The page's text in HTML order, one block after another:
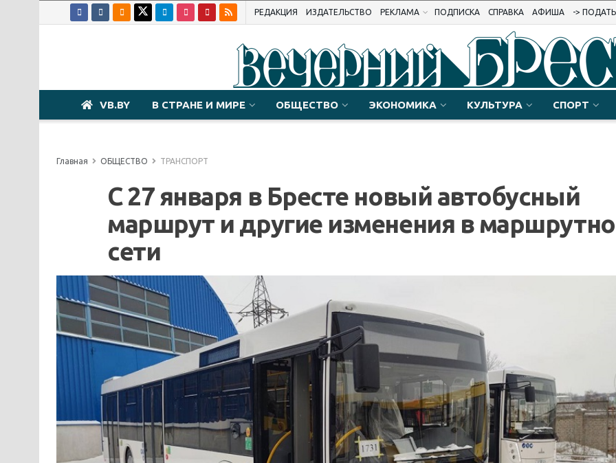
РЕДАКЦИЯ ИЗДАТЕЛЬСТВО РЕКЛАМА ПОДПИСКА СПРАВКА АФИША ->
VB.BY В СТРАНЕ И МИРЕ ОБЩЕСТВО ЭКОНОМИКА КУЛЬТУРА СПОРТ
Главная ОБЩЕСТВО ТРАНСПОРТ
С 27 января в Бресте новый автобусный
маршрут и другие изменения в
сети